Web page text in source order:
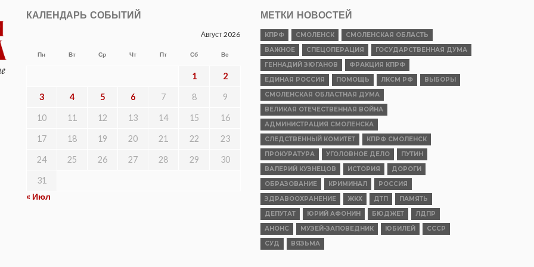
КАЛЕНДАРЬ СОБЫТИЙ
Август 2026
Пн Вт Ср Чт Пт Сб Вс
1 2
3 4 5 6 7 8 9
10 11 12 13 14 15 16
17 18 19 20 21 22 23
24 25 26 27 28 29 30
31
« Июл
МЕТКИ НОВОСТЕЙ
КПРФ СМОЛЕНСК
СМОЛЕНСКАЯ ОБЛАСТЬ
ВАЖНОЕ
СПЕЦОПЕРАЦИЯ
ГОСУДАРСТВЕННАЯ ДУМА
ГЕННАДИЙ ЗЮГАНОВ
ФРАКЦИЯ КПРФ
ЕДИНАЯ РОССИЯ
ПОМОЩЬ ЛКСМ РФ
ВЫБОРЫ
СМОЛЕНСКАЯ ОБЛАСТНАЯ ДУМА
ВЕЛИКАЯ ОТЕЧЕСТВЕННАЯ ВОЙНА
АДМИНИСТРАЦИЯ СМОЛЕНСКА
СЛЕДСТВЕННЫЙ КОМИТЕТ
КПРФ СМОЛЕНСК
ПРОКУРАТУРА
УГОЛОВНОЕ ДЕЛО
ПУТИН
ВАЛЕРИЙ КУЗНЕЦОВ
ИСТОРИЯ
ДОРОГИ
ОБРАЗОВАНИЕ
КРИМИНАЛ
РОССИЯ
ЗДРАВООХРАНЕНИЕ
ЖКХ ДТП
ПАМЯТЬ
ДЕПУТАТ
ЮРИЙ АФОНИН БЮДЖЕТ
ЛДПР
АНОНС
МУЗЕЙ-ЗАПОВЕДНИК ЮБИЛЕЙ
СССР
СУД
ВЯЗЬМА